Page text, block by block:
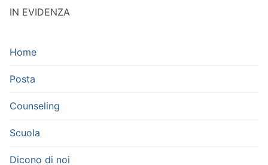
IN EVIDENZA
Home
Posta
Counseling
Scuola
Dicono di noi